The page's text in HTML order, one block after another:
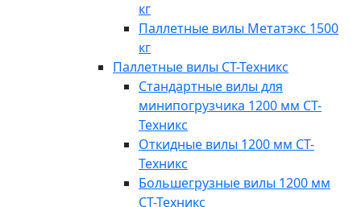
кг
Паллетные вилы Метатэкс 1500
кг
Паллетные вилы СТ-Техникс
Стандартные вилы для
минипогрузчика 1200 мм СТ-
Техникс
Откидные вилы 1200 мм СТ-
Техникс
Большегрузные вилы 1200 мм
СТ-Техникс